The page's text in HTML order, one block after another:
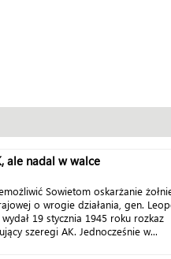
ale nadal w walce
Sowietom oskarżanie
o wrogie działania, gen.
19 stycznia 1945 roku rozkaz
szeregi AK. Jednocześnie w...